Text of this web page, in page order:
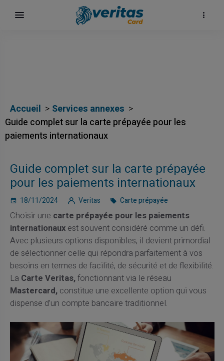
Accueil
Services annexes
Guide complet sur la carte prépayée pour les
paiements internationaux
Guide complet sur la carte prépayée
pour les paiements internationaux
18/11/2024 Veritas Carte prépayée
Choisir une carte prépayée pour les paiements
internationauxest souvent considéré comme un défi.
Avec plusieurs options disponibles, il devient primordial
de sélectionner celle qui répondra parfaitement à vos
besoins en termes de facilité, de sécurité et de flexibilité.
La Carte Veritas,fonctionnant via le réseau
Mastercard,constitue une excellente option qui vous
dispense d’un compte bancaire traditionnel.